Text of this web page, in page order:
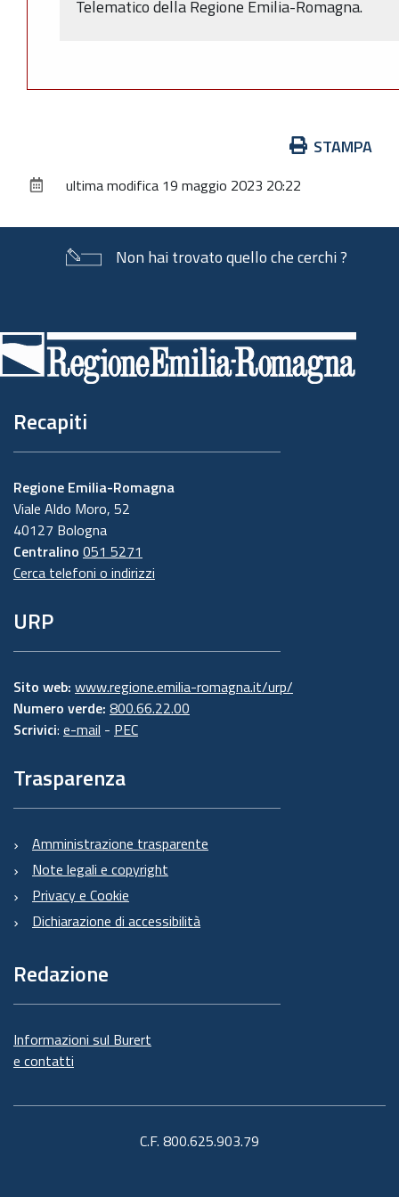
Telematico della Regione Emilia-Romagna.
documento
STAMPA
ultima modifica 19 maggio 2023 20:22
Non hai trovato quello che cerchi ?
di
pagina
Recapiti
Regione Emilia-Romagna
Viale Aldo Moro, 52
40127 Bologna
Centralino 051 5271
Cerca telefoni o indirizzi
URP
Sito web: www.regione.emilia-romagna.it/urp/
Numero verde: 800.66.22.00
Scrivici: e-mail - PEC
Trasparenza
Amministrazione trasparente
Note legali e copyright
Privacy e Cookie
Dichiarazione di accessibilità
Redazione
Informazioni sul Burert
e contatti
C.F. 800.625.903.79